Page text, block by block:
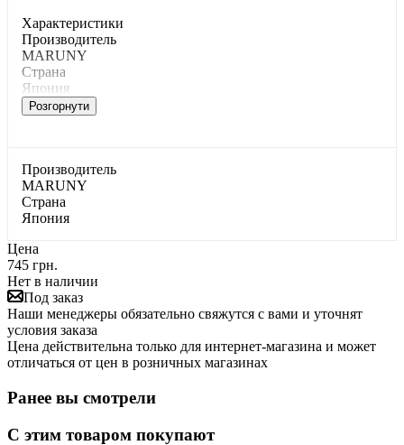
Характеристики
Производитель
MARUNY
Страна
Япония
Розгорнути
Производитель
MARUNY
Страна
Япония
Цена
745 грн.
Нет в наличии
Под заказ
Наши менеджеры обязательно свяжутся с вами и уточнят
условия заказа
Цена действительна только для интернет-магазина и может
отличаться от цен в розничных магазинах
Ранее вы смотрели
С этим товаром покупают